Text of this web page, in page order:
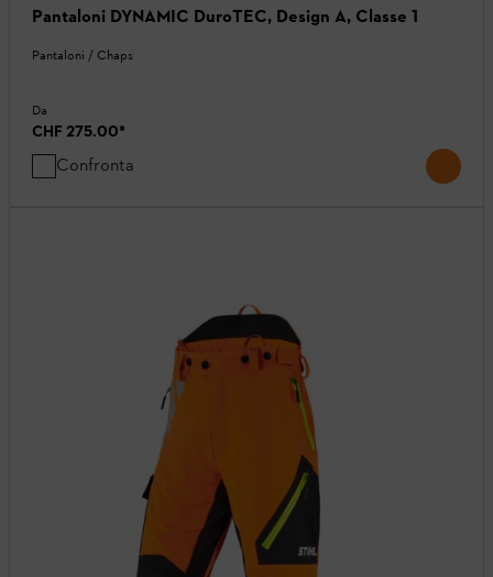
Pantaloni DYNAMIC DuroTEC, Design A, Classe 1
Pantaloni / Chaps
Da
CHF 275.00*
Confronta